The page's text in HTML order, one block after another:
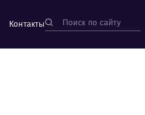
Контакты